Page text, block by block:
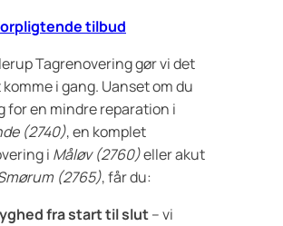
tilbud
Tagrenovering gør vi det
i gang. Uanset om du
for en mindre reparation i
(2740), en komplet
i Måløv (2760)eller akut
(2765), får du:
fra start til slut– vi